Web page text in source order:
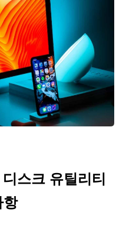
스크 유틸리티
항